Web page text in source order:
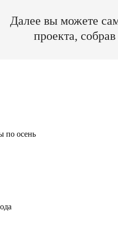
Далее вы можете
проекта,
по осень